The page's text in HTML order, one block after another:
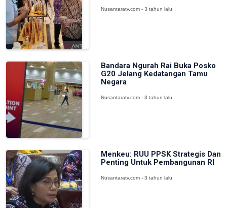
Nusantaratv.com - 3 tahun lalu
Bandara Ngurah Rai Buka Posko
G20 Jelang Kedatangan Tamu
Negara
Nusantaratv.com - 3 tahun lalu
Menkeu: RUU PPSK Strategis Dan
Penting Untuk Pembangunan RI
Nusantaratv.com - 3 tahun lalu